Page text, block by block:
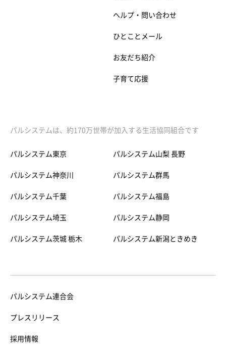
ヘルプ・問い合わせ
ひとことメール
お友だち紹介
子育て応援
パルシステムは、約170万世帯が加入する生活協同組合です
パルシステム東京
パルシステム神奈川
パルシステム千葉
パルシステム埼玉
パルシステム茨城 栃木
パルシステム山梨 長野
パルシステム群馬
パルシステム福島
パルシステム静岡
パルシステム新潟ときめき
パルシステム連合会
プレスリリース
採用情報